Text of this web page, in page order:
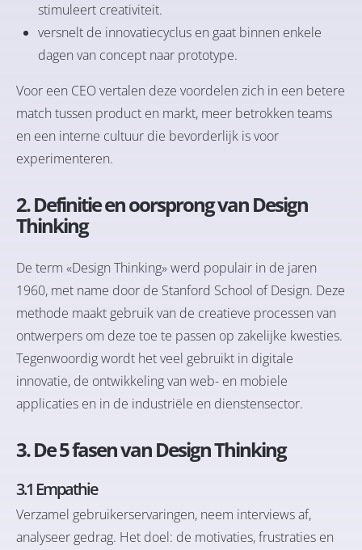
stimuleert creativiteit.
versnelt de innovatiecyclus en gaat binnen enkele
dagen van concept naar prototype.
Voor een CEO vertalen deze voordelen zich in een betere
match tussen product en markt, meer betrokken teams
en een interne cultuur die bevorderlijk is voor
experimenteren.
2. Definitie en oorsprong van Design
Thinking
De term «Design Thinking» werd populair in de jaren
1960, met name door de Stanford School of Design. Deze
methode maakt gebruik van de creatieve processen van
ontwerpers om deze toe te passen op zakelijke kwesties.
Tegenwoordig wordt het veel gebruikt in digitale
innovatie, de ontwikkeling van web- en mobiele
applicaties en in de industriële en dienstensector.
3. De 5 fasen van Design Thinking
3.1 Empathie
Verzamel gebruikerservaringen, neem interviews af,
analyseer gedrag. Het doel: de motivaties, frustraties en